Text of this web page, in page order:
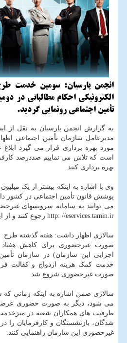
الكترونیكی احكام مطالباتی در
تأمین اجتماعی رونمایی گردید.
به گزارش انجمن پارسیان به نقل از
مدیرعامل سازمان تأمین اجتماعی
مورد بهره برداری قرار می گیرد
است که تلاش می نماییم صددرصد
بهره برداری کنند.
پوشش قانون تأمین اجتماعی در کشور
می توانند به سامانه سرویسهای
http: //eservices.tamin.ir رجوع کنند و از این خدمت برخوردار شوند.
صورت غیرحضوری برای کاهش هفتاد
اجرایی این سازمان) در سازمان
خدمت کمک هزینه ازدواج و کفالت
صورت غیرحضوری شروع شد.
سالاری ضمن اشاره به اینکه زمانی
می شود، دیگر به صورت حضوری عرضه
ظرفیت های همکاران شعبه در میزخدمت
شدگان، بازنشستگان و کارفرمایان را در
غیرحضوری این سازمان راهنمایی کنند.